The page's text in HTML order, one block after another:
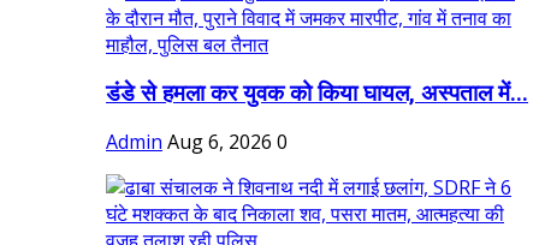
डंडे से हमला कर युवक को किया घायल, अस्पताल में...
Admin Aug 6, 2026 0